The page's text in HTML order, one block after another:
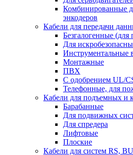
Комбинированные
энкодеров
Кабели для передачи
Безгалогенные (для
Для
Инструментальные
Монтажные
ПВХ
С одобрением UL/
Телефонные, для
Кабели для подъемных и
Барабанные
Для подвижных
Для спредера
Лифтовые
Плоские
Кабели для систем RS,